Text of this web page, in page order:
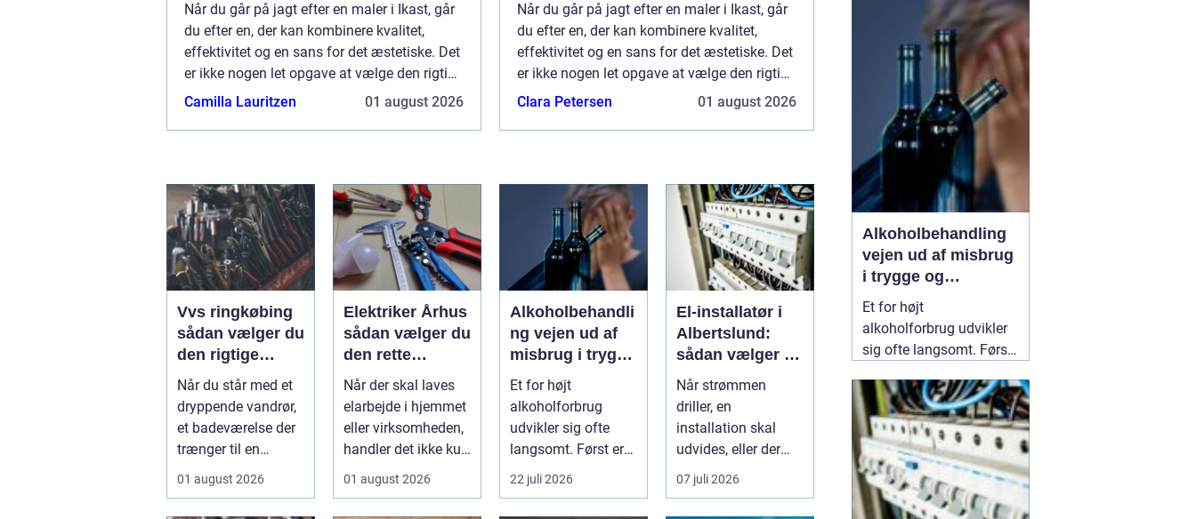
Når du går på jagt efter en maler i Ikast, går
du efter en, der kan kombinere kvalitet,
effektivitet og en sans for det æstetiske. Det
er ikke nogen let opgave at vælge den rigtige
maler, for dit hjem eller erhvervslokale
Camilla Lauritzen 01 august 2026
Når du går på jagt efter en maler i Ikast, går
du efter en, der kan kombinere kvalitet,
effektivitet og en sans for det æstetiske. Det
er ikke nogen let opgave at vælge den rigtige
maler, for dit hjem eller erhvervslokale
Clara Petersen 01 august 2026
Vvs ringkøbing
sådan vælger du
den rigtige
hjælp til vand,
varme og
ventilation
Når du står med et
dryppende vandrør,
et badeværelse der
trænger til en
gennemgribende
renovering, e...
01 august 2026
Elektriker Århus
sådan vælger du
den rette
fagmand til
opgaven
Når der skal laves
elarbejde i hjemmet
eller virksomheden,
handler det ikke kun
om pris. Sikkerhed,
01 august 2026
Alkoholbehandli
ng vejen ud af
misbrug i trygge
og
professionelle
rammer
Et for højt
alkoholforbrug
udvikler sig ofte
langsomt. Først er
det et ekstra glas til
weekenden, se...
22 juli 2026
El-installatør i
Albertslund:
sådan vælger du
rigtigt
Når strømmen
driller, en
installation skal
udvides, eller der
skal tænkes i nye l...
07 juli 2026
spiller en lige så stor
rolle. Mange søgerefter
en elektriker Århus
, men
hvad skal ...
Alkoholbehandling
vejen ud af misbrug
i trygge og
professionelle
rammer
Et for højt
alkoholforbrug udvikler
sig ofte langsomt. Først
weekenden, senere bliver
det en fast del af
hverdagen. For mange
ender alkoholen med at
styre både tanker,
relationer og helbred. Her